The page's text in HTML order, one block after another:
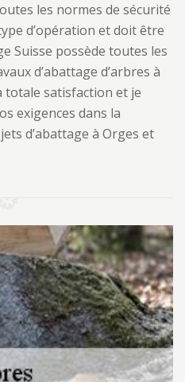
les normes de sécurité
d’opération et doit être
Suisse possède toutes les
d’abattage d’arbres à
totale satisfaction et je
exigences dans la
d’abattage à Orges et